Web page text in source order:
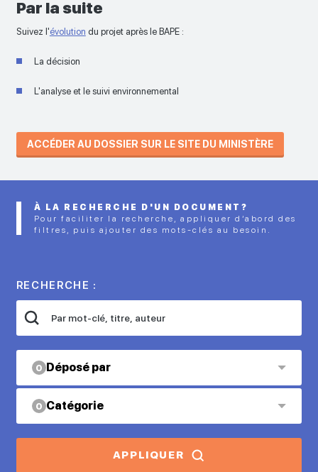
Par la suite
Suivez l'évolution du projet après le BAPE :
La décision
L'analyse et le suivi environnemental
ACCÉDER AU DOSSIER SUR LE SITE DU MINISTÈRE
À LA RECHERCHE D'UN DOCUMENT?
Pour faciliter la recherche, appliquer d’abord des
filtres, puis ajouter des mots-clés au besoin.
RECHERCHE :
0 Déposé par
0 Catégorie
APPLIQUER